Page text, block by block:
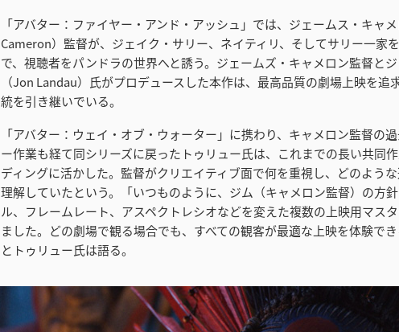
「アバター：ファイヤー・アンド・アッシュ」では、ジェームス・キャ
Cameron）監督が、ジェイク・サリー、ネイティリ、そしてサリー一家
で、視聴者をパンドラの世界へと誘う。ジェームズ・キャメロン監督と
（Jon Landau）氏がプロデュースした本作は、最高品質の劇場上映を追
統を引き継いでいる。
「アバター：ウェイ・オブ・ウォーター」に携わり、キャメロン監督の
ー作業も経て同シリーズに戻ったトゥリュー氏は、これまでの長い共同
ディングに活かした。監督がクリエイティブ面で何を重視し、どのよう
理解していたという。「いつものように、ジム（キャメロン監督）の方
ル、フレームレート、アスペクトレシオなどを変えた複数の上映用マス
ました。どの劇場で観る場合でも、すべての観客が最適な上映を体験でき
とトゥリュー氏は語る。